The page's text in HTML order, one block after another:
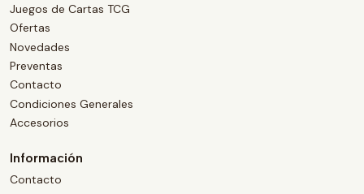
Juegos de Cartas TCG
Ofertas
Novedades
Preventas
Contacto
Condiciones Generales
Accesorios
Información
Contacto